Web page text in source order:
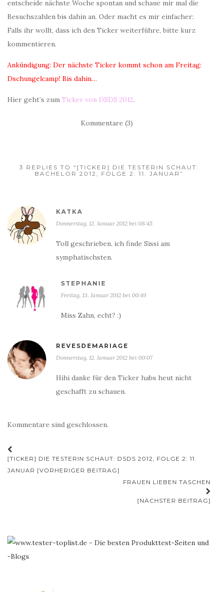
entscheide nächste Woche spontan und schaue mir mal die
Besuchszahlen bis dahin an. Oder macht es mir einfacher:
Falls ihr wollt, dass ich den Ticker weiterführe, bitte kurz
kommentieren.
Ankündigung: Der nächste Ticker kommt schon am Freitag:
Dschungelcamp! Bis dahin…
Hier geht’s zum Ticker von DSDS 2012.
Kommentare (3)
3 REPLIES TO “[TICKER] DIE TESTERIN SCHAUT:
BACHELOR 2012, FOLGE 2: 11. JANUAR”
KATKA
Donnerstag, 12. Januar 2012 bei 08:45
Toll geschrieben. ich finde Sissi am
symphatischsten.
STEPHANIE
Freitag, 13. Januar 2012 bei 00:49
Miss Zahn, echt? :)
REVESDEMARIAGE
Donnerstag, 12. Januar 2012 bei 00:07
Hihi danke für den Ticker habs heut nicht
geschafft zu schauen.
Kommentare sind geschlossen.
Beitrags-
Navigation
[TICKER] DIE TESTERIN SCHAUT: DSDS 2012, FOLGE 2: 11.
JANUAR [VORHERIGER BEITRAG]
FRAUEN LIEBEN TASCHEN
[NÄCHSTER BEITRAG]